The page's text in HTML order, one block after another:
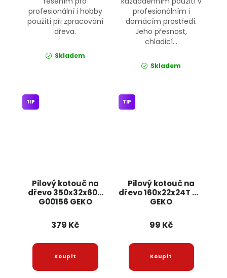
profesionální i hobby
použití při zpracování
dřeva.
Skladem
profesionálním i
domácím prostředí.
Jeho přesnost,
chladicí...
Skladem
Pilový kotouč na
dřevo 350x32x60T
G00156 GEKO
TIP
379 Kč
Pilový kotouč na
dřevo 160x22x24T G00124
GEKO
TIP
99 Kč